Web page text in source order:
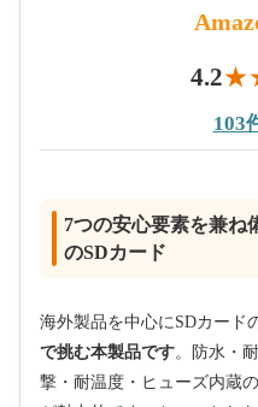
4.2
103
7つの安心要素を兼ね
のSDカード
海外製品を中心にSDカード
で挑む本製品です。防水・
撃・耐温度・ヒューズ内蔵の